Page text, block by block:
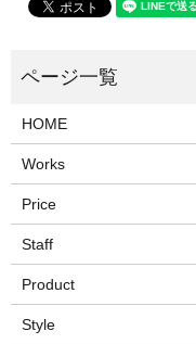
HOME
Works
Price
Staff
Product
Style